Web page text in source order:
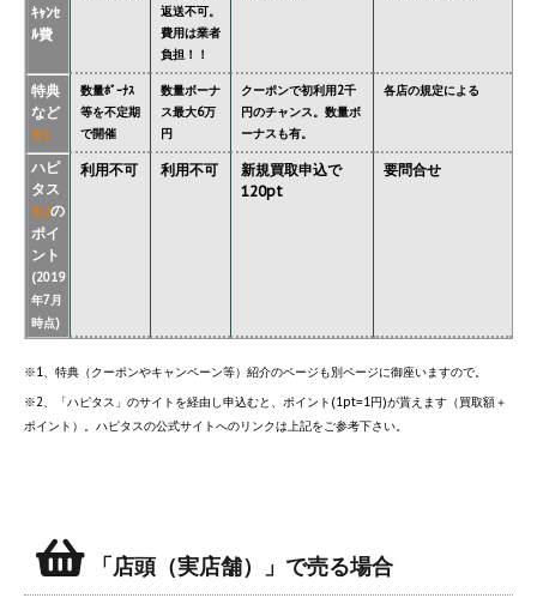
ｷｬﾝｾ
ﾙ費
返送不可。
費用は業者
負担！！
特典
など
※1
数量ﾎﾞｰﾅｽ
等を不定期
で開催
数量ボーナ
ス最大6万
円
クーポンで初利用2千
円のチャンス。数量ボ
ーナスも有。
各店の規定による
ハピ
タス
※2の
ポイ
ント
(2019
年7月
時点)
利用不可 利用不可
新規買取申込で
120pt
要問合せ
※1、特典（クーポンやキャンペーン等）紹介のページも別ページに御座いますので。
※2、「ハピタス」のサイトを経由し申込むと、ポイント(1pt=1円)が貰えます（買取額＋
ポイント）。ハピタスの公式サイトへのリンクは上記をご参考下さい。
「店頭（実店舗）」で売る場合